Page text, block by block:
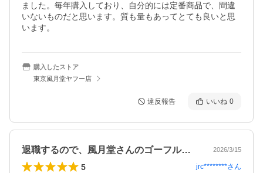
ました。毎年購入しており、自分的には定番商品で、間違
いないものだと思います。質も量もあってとても良いと思
います。
購入したストア
東京風月堂ヤフー店
違反報告 いいね 0
退職するので、風月堂さんのゴーフルなら… 2026/3/15
5 jrc********さん